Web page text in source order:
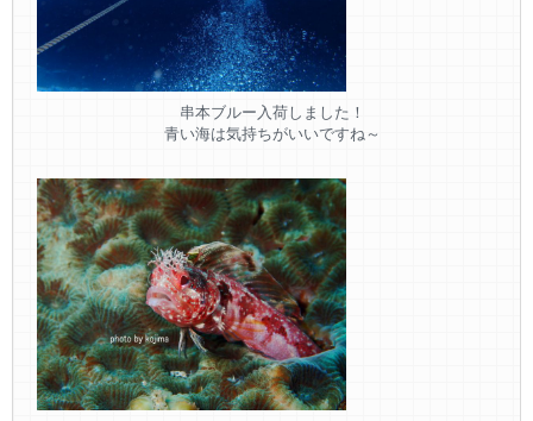
串本ブルー入荷しました！
青い海は気持ちがいいですね～